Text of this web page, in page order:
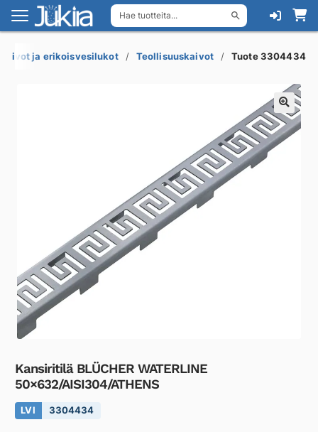
Hae tuotteita...
Siirry
navigointiin
Siirry
sisältöön
ja erikoisvesilukot Teollisuuskaivot Tuote 3304434
Kansiritilä BLÜCHER WATERLINE
50×632/AISI304/ATHENS
LVI 3304434